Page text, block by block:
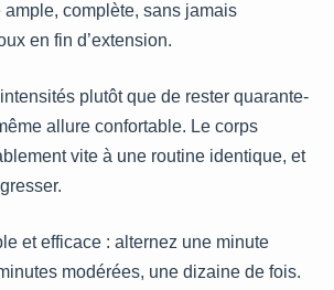
complète, sans jamais
en fin d’extension.
plutôt que de rester quarante-
allure confortable. Le corps
vite à une routine identique, et
et efficace : alternez une minute
modérées, une dizaine de fois.